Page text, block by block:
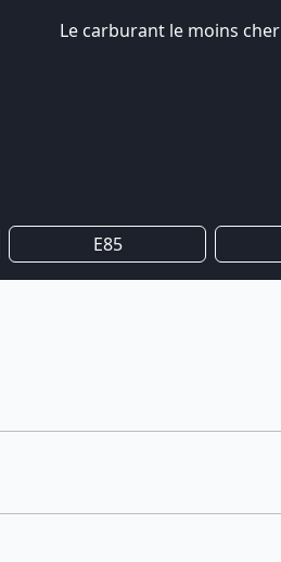
Le carburant le moins cher
E85